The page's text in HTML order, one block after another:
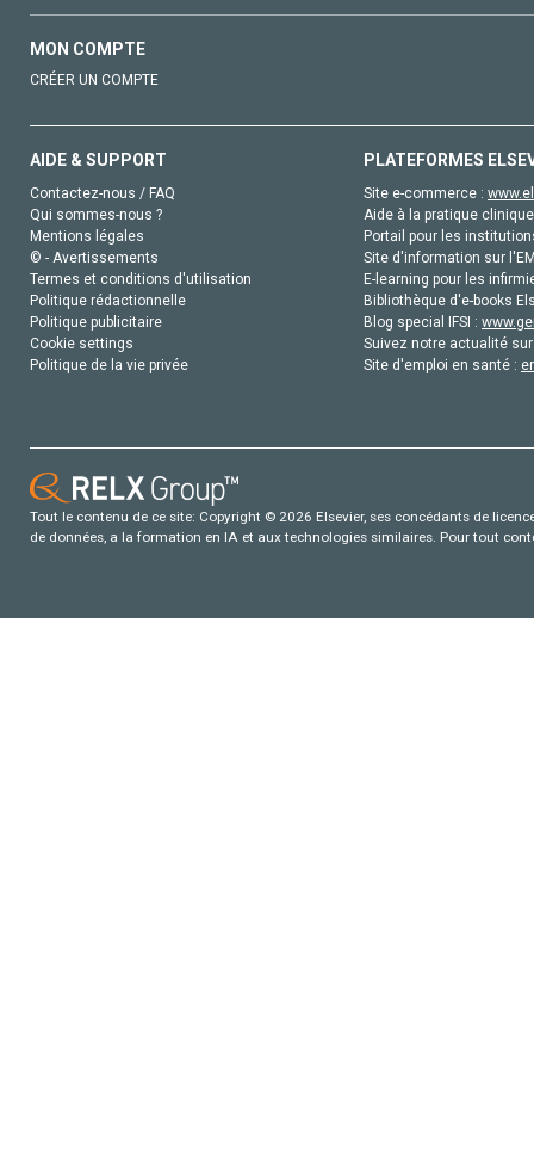
MON COMPTE
CRÉER UN COMPTE
AIDE & SUPPORT
Contactez-nous / FAQ
Qui sommes-nous ?
Mentions légales
© - Avertissements
Termes et conditions d'utilisation
Politique rédactionnelle
Politique publicitaire
Cookie settings
Politique de la vie privée
PLATEFORMES
Site e-commerce :
Aide à la pratique
Portail pour les
Site d'information sur
E-learning pour les
Bibliothèque d'e-books
Blog special IFSI :
Suivez notre actualité
Site d'emploi en santé :
Tout le contenu de ce site: Copyright © 2026 Elsevier, ses concédants de
de données, a la formation en IA et aux technologies similaires. Pour tout